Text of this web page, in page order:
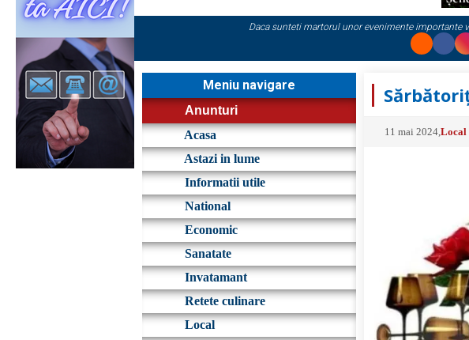
Daca sunteti martorul unor evenimente importante
Meniu navigare
Anunturi
Acasa
Astazi in lume
Informatii utile
National
Economic
Sanatate
Invatamant
Retete culinare
Local
11 mai 2024 ,Local